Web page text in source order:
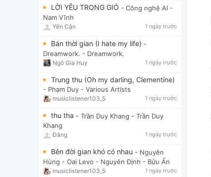
LỜI YÊU TRONG GIÓ - Công nghệ AI -
Nam Vĩnh
Yến Cận 1 ngày trước
Bán thời gian (I hate my life) -
Dreamwork. - Dreamwork.
Ngô Gia Huy 1 ngày trước
Trung thu (Oh my darling, Clementine)
- Phạm Duy - Various Artists
musiclistener103_5 1 ngày trước
thu tha - Trần Duy Khang - Trần Duy
Khang
Đăng 1 ngày trước
Bên đời gian khó có nhau - Nguyên
Hùng - Oai Levo - Nguyên Định - Bửu Ấn
musiclistener103_5 1 ngày trước